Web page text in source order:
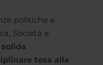
politiche e
Società e
tesa alla